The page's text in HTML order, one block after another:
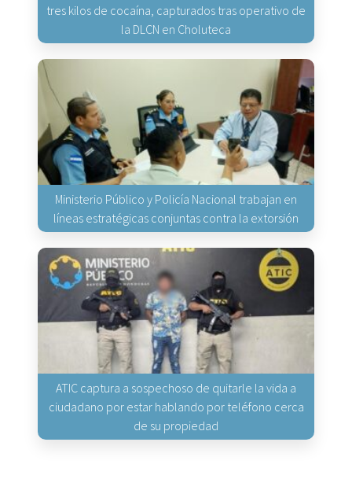
tres kilos de cocaína, capturados tras operativo de
la DLCN en Choluteca
Ministerio Público y Policía Nacional trabajan en
líneas estratégicas conjuntas contra la extorsión
ATIC captura a sospechoso de quitarle la vida a
ciudadano por estar hablando por teléfono cerca
de su propiedad